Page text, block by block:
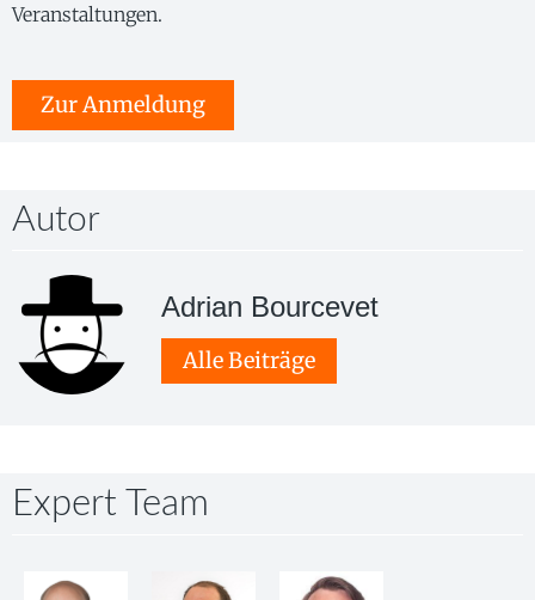
Veranstaltungen.
Zur Anmeldung
Autor
Adrian Bourcevet
Alle Beiträge
Expert Team